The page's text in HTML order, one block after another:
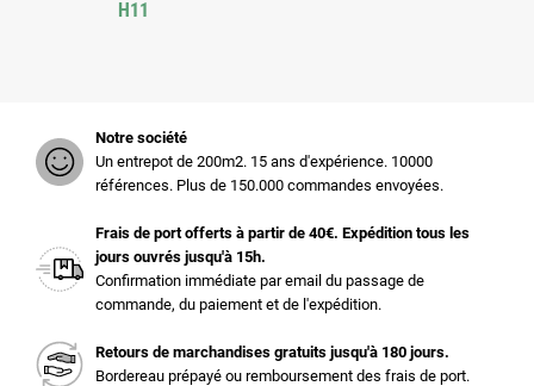
H11
Notre société
Un entrepot de 200m2. 15 ans d'expérience. 10000
références. Plus de 150.000 commandes envoyées.
Frais de port offerts à partir de 40€. Expédition tous les
jours ouvrés jusqu'à 15h.
Confirmation immédiate par email du passage de
commande, du paiement et de l'expédition.
Retours de marchandises gratuits jusqu'à 180 jours.
Bordereau prépayé ou remboursement des frais de port.